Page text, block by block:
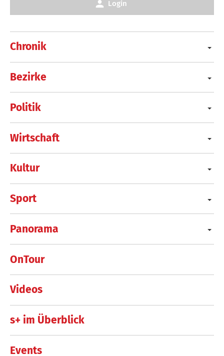
Chronik
Bezirke
Politik
Wirtschaft
Kultur
Sport
Panorama
OnTour
Videos
s+ im Überblick
Events
Login